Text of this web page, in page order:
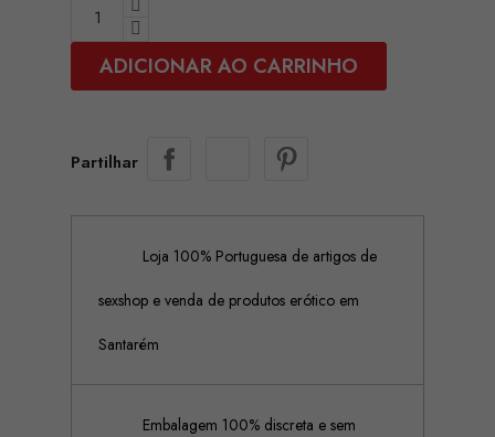
ADICIONAR AO CARRINHO
Partilhar
Loja 100% Portuguesa de artigos de
sexshop e venda de produtos erótico em
Santarém
Embalagem 100% discreta e sem